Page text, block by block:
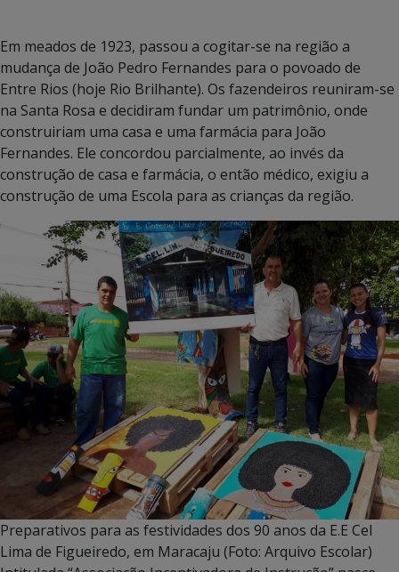
Em meados de 1923, passou a cogitar-se na região a
mudança de João Pedro Fernandes para o povoado de
Entre Rios (hoje Rio Brilhante). Os fazendeiros reuniram-se
na Santa Rosa e decidiram fundar um patrimônio, onde
construiriam uma casa e uma farmácia para João
Fernandes. Ele concordou parcialmente, ao invés da
construção de casa e farmácia, o então médico, exigiu a
construção de uma Escola para as crianças da região.
Preparativos para as festividades dos 90 anos da E.E Cel
Lima de Figueiredo, em Maracaju (Foto: Arquivo Escolar)